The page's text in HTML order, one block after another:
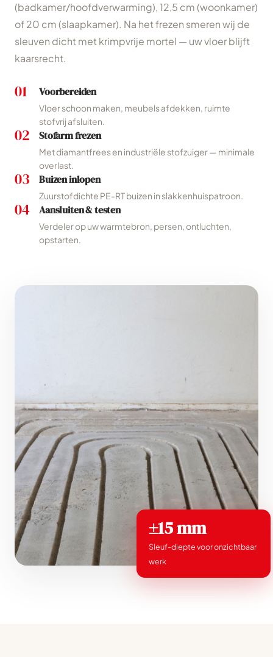
(badkamer/hoofdverwarming), 12,5 cm (woonkamer)
of 20 cm (slaapkamer). Na het frezen smeren wij de
sleuven dicht met krimpvrije mortel — uw vloer blijft
kaarsrecht.
01 Voorbereiden
Vloer schoon maken, meubels afdekken, ruimte
stofvrij afsluiten.
02 Stofarm frezen
Met diamantfrees en industriële stofzuiger — minimale
overlast.
03 Buizen inlopen
Zuurstofdichte PE-RT buizen in slakkenhuispatroon.
04 Aansluiten & testen
Verdeler op uw warmtebron, persen, ontluchten,
opstarten.
±15 mm
Sleuf-diepte voor onzichtbaar
werk